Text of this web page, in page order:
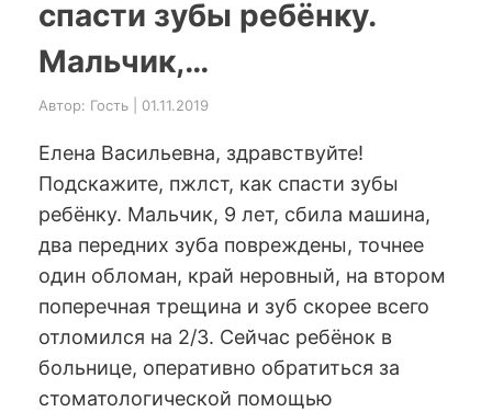
спасти зубы ребёнку.
Мальчик,…
Автор: Гость | 01.11.2019
Елена Васильевна, здравствуйте!
Подскажите, пжлст, как спасти зубы
ребёнку. Мальчик, 9 лет, сбила машина,
два передних зуба повреждены, точнее
один обломан, край неровный, на втором
поперечная трещина и зуб скорее всего
отломился на 2/3. Сейчас ребёнок в
больнице, оперативно обратиться за
стоматологической помощью